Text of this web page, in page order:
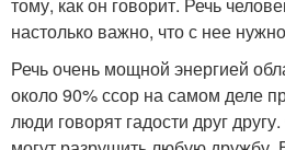
настолько важно, что с нее
Речь очень мощной энергией
около 90% ссор на самом деле
люди говорят гадости друг